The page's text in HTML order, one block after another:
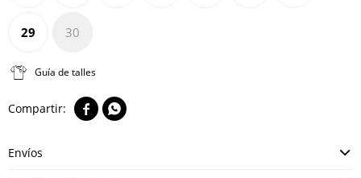
29 30
Guía de talles
 
Envíos